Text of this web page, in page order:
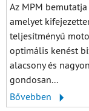
Az MPM
amelyet
teljesítményű
optimális kenést
alacsony és
gondosan...
Bővebben